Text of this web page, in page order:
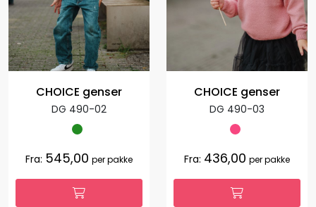
CHOICE genser
DG 490-02
Fra: 545,00 per pakke
CHOICE genser
DG 490-03
Fra: 436,00 per pakke